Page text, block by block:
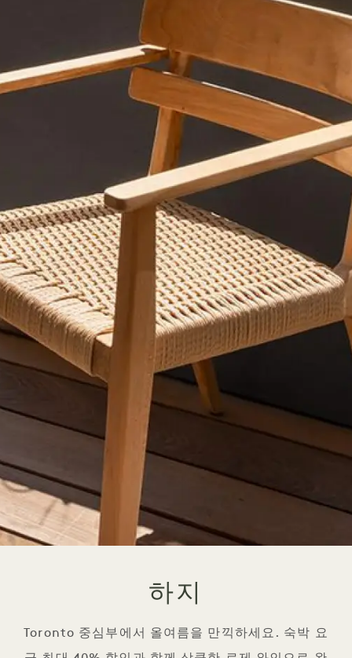
하지
Toronto 중심부에서 올여름을 만끽하세요. 숙박 요